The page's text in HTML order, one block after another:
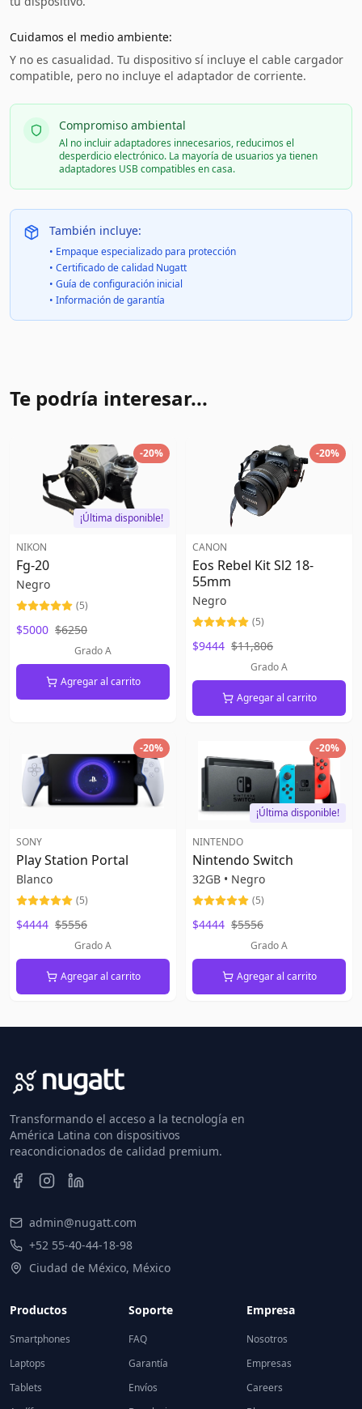
Cuidamos el medio ambiente:
Y no es casualidad. Tu dispositivo sí incluye el cable cargador
compatible, pero no incluye el adaptador de corriente.
Compromiso ambiental
Al no incluir adaptadores innecesarios, reducimos el
desperdicio electrónico. La mayoría de usuarios ya tienen
adaptadores USB compatibles en casa.
También incluye:
• Empaque especializado para protección
• Certificado de calidad Nugatt
• Guía de configuración inicial
• Información de garantía
Te podría interesar...
-20%
¡Última disponible!
NIKON
Fg-20
Negro
(5)
$5000 $6250
Grado A
Agregar al carrito
-20%
CANON
Eos Rebel Kit Sl2 18-
55mm
Negro
(5)
$9444 $11,806
Grado A
Agregar al carrito
-20%
SONY
Play Station Portal
Blanco
(5)
$4444 $5556
Grado A
Agregar al carrito
-20%
¡Última disponible!
NINTENDO
Nintendo Switch
32GB • Negro
(5)
$4444 $5556
Grado A
Agregar al carrito
Transformando el acceso a la tecnología en
América Latina con dispositivos
reacondicionados de calidad premium.
admin@nugatt.com
+52 55-40-44-18-98
Ciudad de México, México
Productos
Smartphones
Laptops
Tablets
Soporte
FAQ
Garantía
Envíos
Empresa
Nosotros
Empresas
Careers